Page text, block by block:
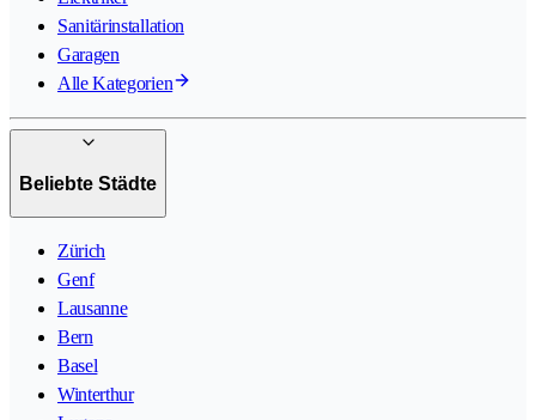
Sanitärinstallation
Garagen
Alle Kategorien
Beliebte Städte
Zürich
Genf
Lausanne
Bern
Basel
Winterthur